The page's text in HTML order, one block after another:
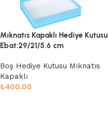
Mıknatıs Kapaklı Hediye Kutusu
Ebat:29/21/5.6 cm
Boş Hediye Kutusu Mıknatıs
Kapaklı
₺400.00